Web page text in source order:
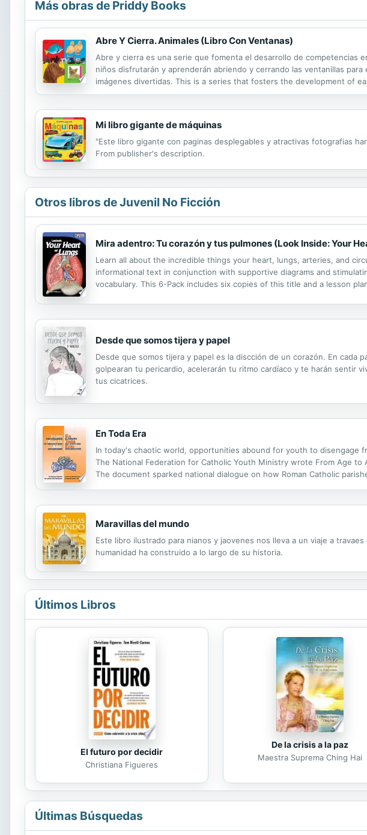
Más obras de Priddy Books
Abre Y Cierra. Animales (Libro Con Ventanas)
Abre y cierra es una serie que fomenta el desarrollo de competencias
niños disfrutarán y aprenderán abriendo y cerrando las ventanillas
imágenes divertidas. This is a series that fosters the development of
learn and have fun opening and closing the windows to find the
Mi libro gigante de máquinas
"Este libro gigante con paginas desplegables y atractivas fotografias
From publisher's description.
Otros libros de Juvenil No Ficción
Mira adentro: Tu corazón y tus pulmones (Look Inside: Your
Learn all about the incredible things your heart, lungs, arteries, and
informational text in conjunction with supportive diagrams and
vocabulary. This 6-Pack includes six copies of this title and a lesson
Desde que somos tijera y papel
Desde que somos tijera y papel es la discción de un corazón. En cada
golpearan tu pericardio, acelerarán tu ritmo cardíaco y te harán sentir
tus cicatrices.
En Toda Era
In today's chaotic world, opportunities abound for youth to disengage
The National Federation for Catholic Youth Ministry wrote From Age
The document sparked national dialogue on how Roman Catholic
Maravillas del mundo
Este libro ilustrado para nianos y jaovenes nos lleva a un viaje a
humanidad ha construido a lo largo de su historia.
Últimos Libros
El futuro por decidir
Christiana Figueres
De la crisis a la paz
Maestra Suprema Ching Hai
Últimas Búsquedas